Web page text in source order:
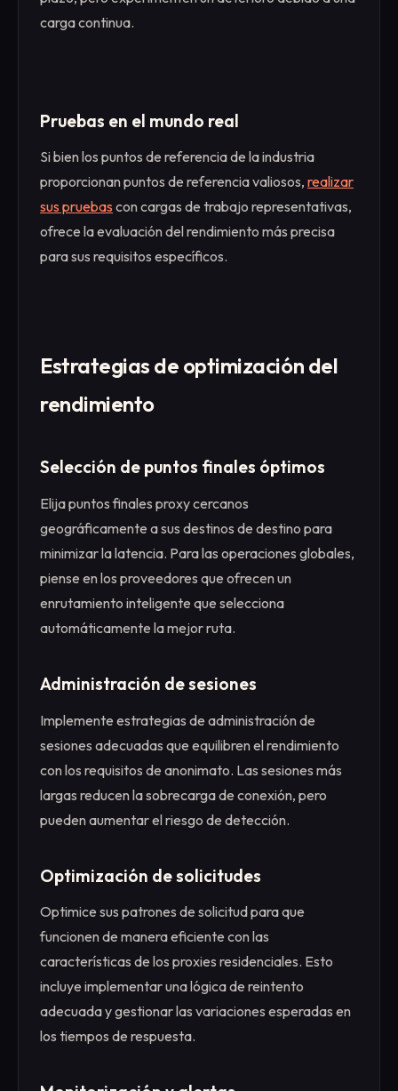
carga continua.
Pruebas en el mundo real
Si bien los puntos de referencia de la industria
proporcionan puntos de referencia valiosos, realizar
sus pruebascon cargas de trabajo representativas,
ofrece la evaluación del rendimiento más precisa
para sus requisitos específicos.
Estrategias de optimización del
rendimiento
Selección de puntos finales óptimos
Elija puntos finales proxy cercanos
geográficamente a sus destinos de destino para
minimizar la latencia. Para las operaciones globales,
piense en los proveedores que ofrecen un
enrutamiento inteligente que selecciona
automáticamente la mejor ruta.
Administración de sesiones
Implemente estrategias de administración de
sesiones adecuadas que equilibren el rendimiento
con los requisitos de anonimato. Las sesiones más
largas reducen la sobrecarga de conexión, pero
pueden aumentar el riesgo de detección.
Optimización de solicitudes
Optimice sus patrones de solicitud para que
funcionen de manera eficiente con las
características de los proxies residenciales. Esto
incluye implementar una lógica de reintento
adecuada y gestionar las variaciones esperadas en
los tiempos de respuesta.